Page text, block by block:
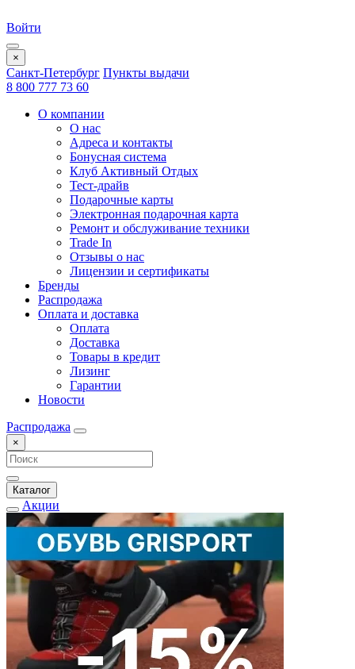
Войти
×
Санкт-Петербург Пункты выдачи
8 800 777 73 60
О компании
О нас
Адреса и контакты
Бонусная система
Клуб Активный Отдых
Тест-драйв
Подарочные карты
Электронная подарочная карта
Ремонт и обслуживание техники
Trade In
Отзывы о нас
Лицензии и сертификаты
Бренды
Распродажа
Оплата и доставка
Оплата
Доставка
Товары в кредит
Лизинг
Гарантии
Новости
Распродажа
×
Каталог
Акции